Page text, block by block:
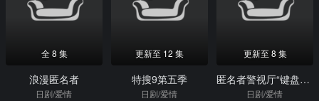
全 8 集
浪漫匿名者
日剧/爱情
更新至 12 集
特搜9第五季
日剧/爱情
更新至 8 集
匿名者警视厅“键盘杀人”对策室
日剧/爱情